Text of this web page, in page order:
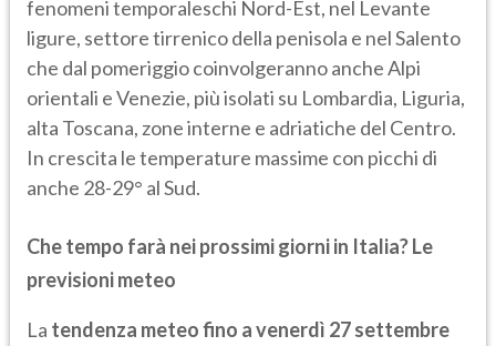
fenomeni temporaleschi Nord-Est, nel Levante
ligure, settore tirrenico della penisola e nel Salento
che dal pomeriggio coinvolgeranno anche Alpi
orientali e Venezie, più isolati su Lombardia, Liguria,
alta Toscana, zone interne e adriatiche del Centro.
In crescita le temperature massime con picchi di
anche 28-29° al Sud.
Che tempo farà nei prossimi giorni in Italia? Le
previsioni meteo
La tendenza meteo fino a venerdì 27 settembre